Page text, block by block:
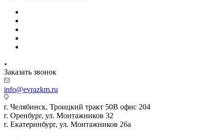
Заказать звонок
info@evrazkm.ru
г. Челябинск, Троицкий тракт 50В офис 204
г. Оренбург, ул. Монтажников 32
г. Екатеринбург, ул. Монтажников 26а